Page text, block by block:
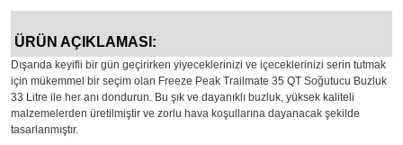
ÜRÜN AÇIKLAMASI:
Dışarıda keyifli bir gün geçirirken yiyeceklerinizi ve içeceklerinizi serin tutmak
için mükemmel bir seçim olan Freeze Peak Trailmate 35 QT Soğutucu Buzluk
33 Litre ile her anı dondurun. Bu şık ve dayanıklı buzluk, yüksek kaliteli
malzemelerden üretilmiştir ve zorlu hava koşullarına dayanacak şekilde
tasarlanmıştır.